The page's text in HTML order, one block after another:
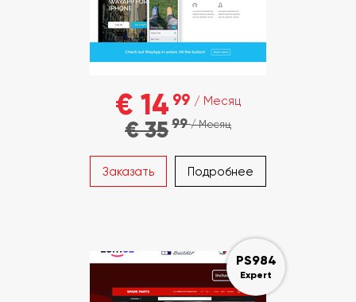
€ 14 99 / Месяц
€ 3599/ Месяц
Заказать Подробнее
PS984
Expert